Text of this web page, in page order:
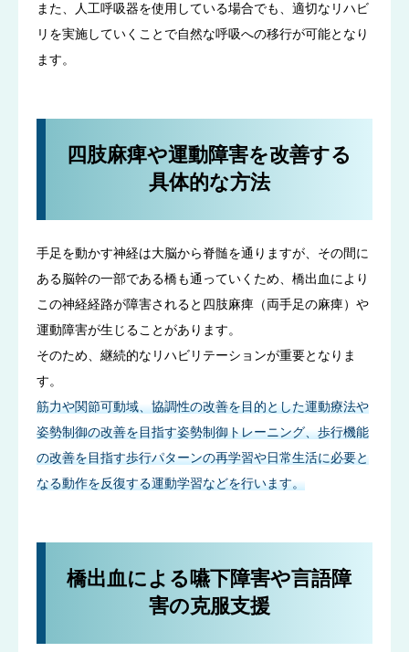
また、人工呼吸器を使用している場合でも、適切なリハビ
リを実施していくことで自然な呼吸への移行が可能となり
ます。
四肢麻痺や運動障害を改善する
具体的な方法
手足を動かす神経は大脳から脊髄を通りますが、その間に
ある脳幹の一部である橋も通っていくため、橋出血により
この神経経路が障害されると四肢麻痺（両手足の麻痺）や
運動障害が生じることがあります。
そのため、継続的なリハビリテーションが重要となりま
す。
筋力や関節可動域、協調性の改善を目的とした運動療法や
姿勢制御の改善を目指す姿勢制御トレーニング、歩行機能
の改善を目指す歩行パターンの再学習や日常生活に必要と
なる動作を反復する運動学習などを行います。
橋出血による嚥下障害や言語障
害の克服支援